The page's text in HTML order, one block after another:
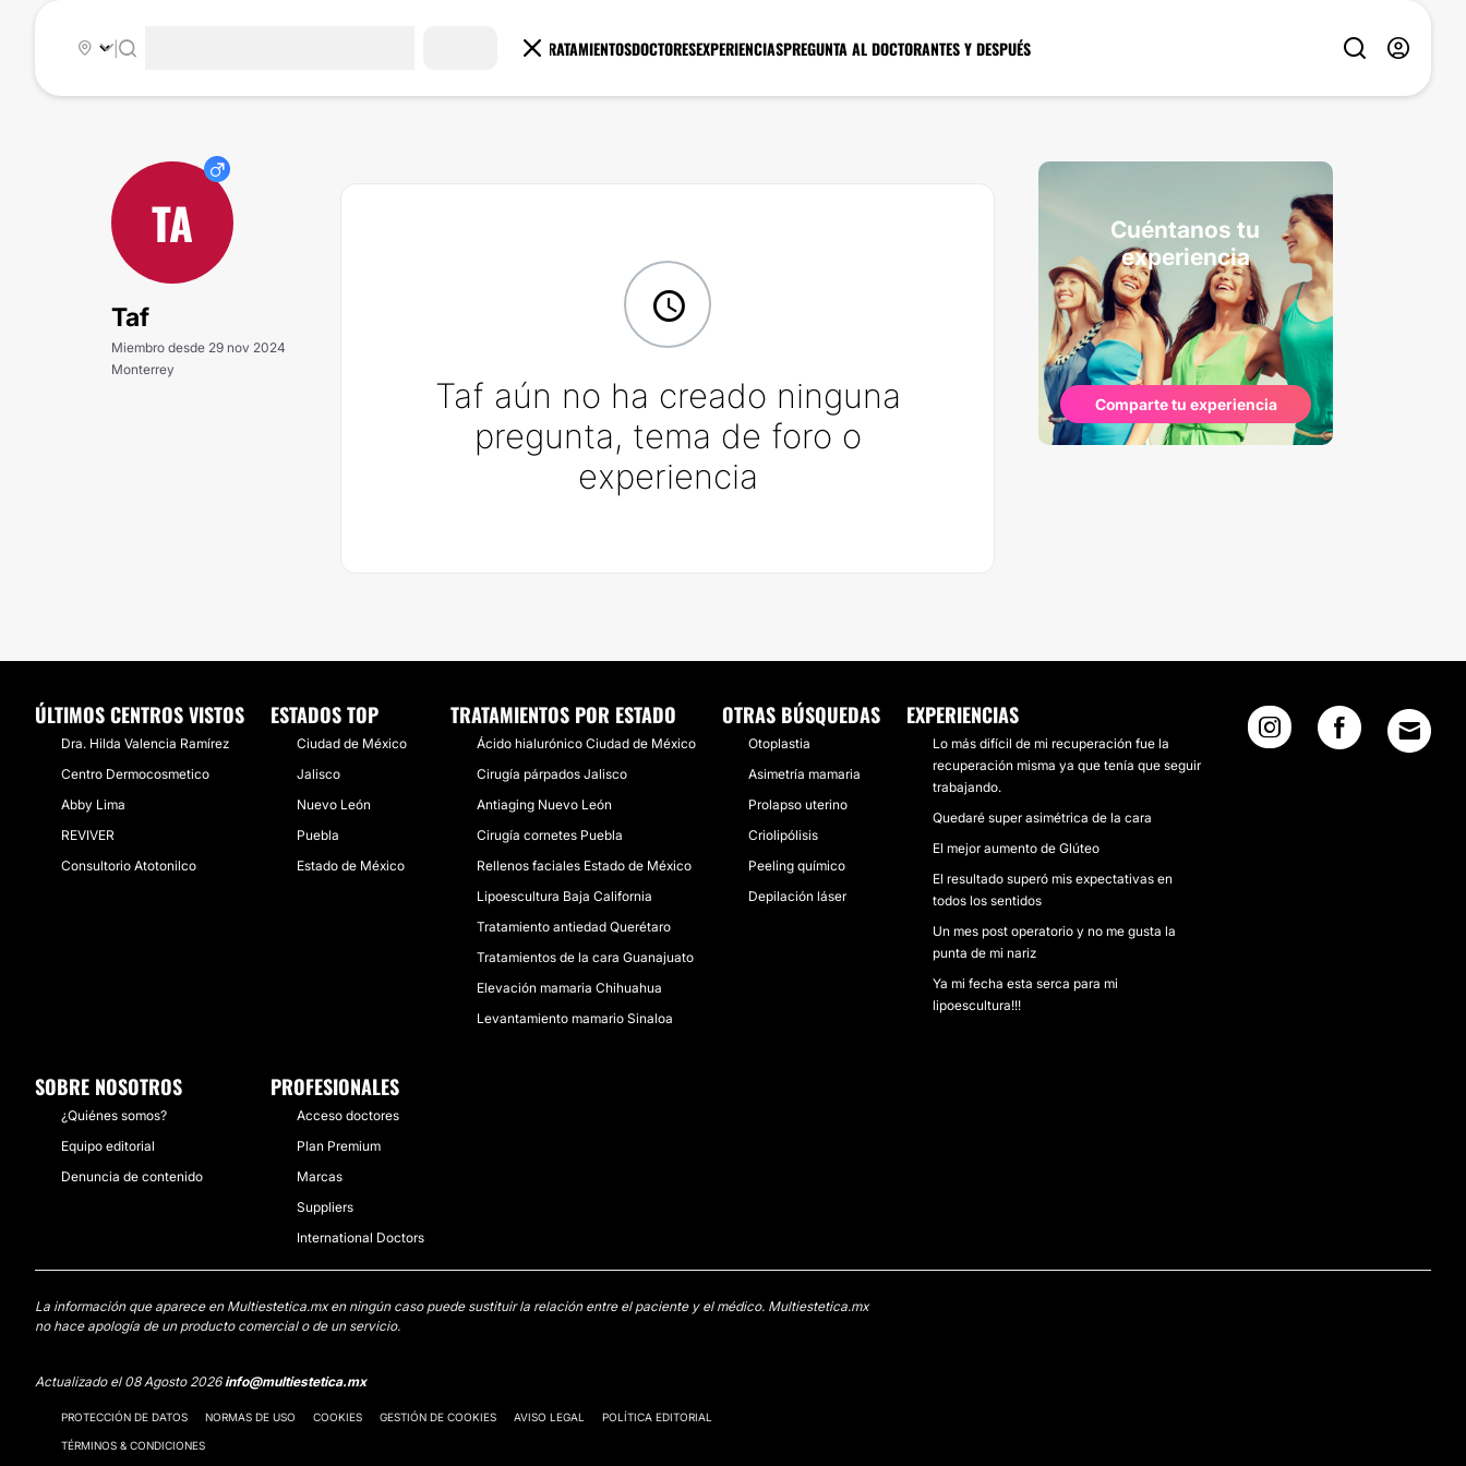
TRATAMIENTOSDOCTORESEXPERIENCIASPREGUNTA AL DOCTORANTES Y DESPUÉS
|
TA
Taf
Miembro desde 29 nov 2024
Monterrey
Taf aún no ha creado ninguna
pregunta, tema de foro o
experiencia
Cuéntanos tu
experiencia
Comparte tu experiencia
ÚLTIMOS CENTROS VISTOS
Dra. Hilda Valencia Ramírez
Centro Dermocosmetico
Abby Lima
REVIVER
Consultorio Atotonilco
ESTADOS TOP
Ciudad de México
Jalisco
Nuevo León
Puebla
Estado de México
TRATAMIENTOS POR ESTADO
Ácido hialurónico Ciudad de México
Cirugía párpados Jalisco
Antiaging Nuevo León
Cirugía cornetes Puebla
Rellenos faciales Estado de México
Lipoescultura Baja California
Tratamiento antiedad Querétaro
Tratamientos de la cara Guanajuato
Elevación mamaria Chihuahua
Levantamiento mamario Sinaloa
OTRAS BÚSQUEDAS
Otoplastia
Asimetría mamaria
Prolapso uterino
Criolipólisis
Peeling químico
Depilación láser
EXPERIENCIAS
Lo más difícil de mi recuperación fue la
recuperación misma ya que tenía que seguir
trabajando.
Quedaré super asimétrica de la cara
El mejor aumento de Glúteo
El resultado superó mis expectativas en
todos los sentidos
Un mes post operatorio y no me gusta la
punta de mi nariz
Ya mi fecha esta serca para mi
lipoescultura!!!
SOBRE NOSOTROS
¿Quiénes somos?
Equipo editorial
Denuncia de contenido
PROFESIONALES
Acceso doctores
Plan Premium
Marcas
Suppliers
International Doctors
La información que aparece en Multiestetica.mx en ningún caso puede sustituir la relación entre el paciente y el médico. Multiestetica.mx
no hace apología de un producto comercial o de un servicio.
Actualizado el 08 Agosto 2026info@multiestetica.mx
PROTECCIÓN DE DATOS NORMAS DE USO COOKIES GESTIÓN DE COOKIES AVISO LEGAL POLÍTICA EDITORIAL
TÉRMINOS & CONDICIONES